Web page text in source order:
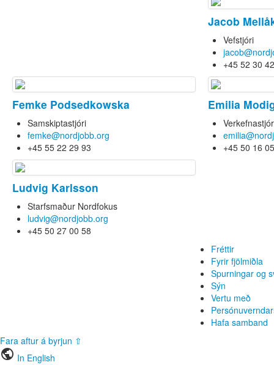
Jacob
Vefstjóri
+45 52 30
Femke Podsedkowska
Samskiptastjóri
femke@nordjobb.org
+45 55 22 29 93
Emilia
+45 50 16
Ludvig Karlsson
Starfsmaður Nordfokus
ludvig@nordjobb.org
+45 50 27 00 58
Fréttir
Fyrir fjölmiðla
Spurningar og
Sýn
Vertu með
Hafa samband
Fara aftur á byrjun ⇧
public In English